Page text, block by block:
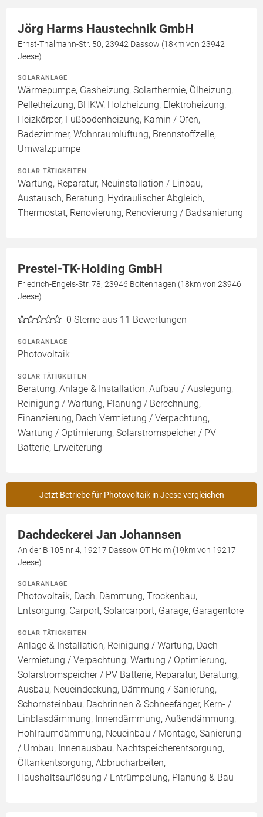
Jörg Harms Haustechnik GmbH
Ernst-Thälmann-Str. 50, 23942 Dassow (18km von 23942
Jeese)
SOLARANLAGE
Wärmepumpe, Gasheizung, Solarthermie, Ölheizung,
Pelletheizung, BHKW, Holzheizung, Elektroheizung,
Heizkörper, Fußbodenheizung, Kamin / Ofen,
Badezimmer, Wohnraumlüftung, Brennstoffzelle,
Umwälzpumpe
SOLAR TÄTIGKEITEN
Wartung, Reparatur, Neuinstallation / Einbau,
Austausch, Beratung, Hydraulischer Abgleich,
Thermostat, Renovierung, Renovierung / Badsanierung
Prestel-TK-Holding GmbH
Friedrich-Engels-Str. 78, 23946 Boltenhagen (18km von 23946
Jeese)
0 Sterne aus 11 Bewertungen
SOLARANLAGE
Photovoltaik
SOLAR TÄTIGKEITEN
Beratung, Anlage & Installation, Aufbau / Auslegung,
Reinigung / Wartung, Planung / Berechnung,
Finanzierung, Dach Vermietung / Verpachtung,
Wartung / Optimierung, Solarstromspeicher / PV
Batterie, Erweiterung
Jetzt Betriebe für Photovoltaik in Jeese vergleichen
Dachdeckerei Jan Johannsen
An der B 105 nr 4, 19217 Dassow OT Holm (19km von 19217
Jeese)
SOLARANLAGE
Photovoltaik, Dach, Dämmung, Trockenbau,
Entsorgung, Carport, Solarcarport, Garage, Garagentore
SOLAR TÄTIGKEITEN
Anlage & Installation, Reinigung / Wartung, Dach
Vermietung / Verpachtung, Wartung / Optimierung,
Solarstromspeicher / PV Batterie, Reparatur, Beratung,
Ausbau, Neueindeckung, Dämmung / Sanierung,
Schornsteinbau, Dachrinnen & Schneefänger, Kern- /
Einblasdämmung, Innendämmung, Außendämmung,
Hohlraumdämmung, Neueinbau / Montage, Sanierung
/ Umbau, Innenausbau, Nachtspeicherentsorgung,
Öltankentsorgung, Abbrucharbeiten,
Haushaltsauflösung / Entrümpelung, Planung & Bau